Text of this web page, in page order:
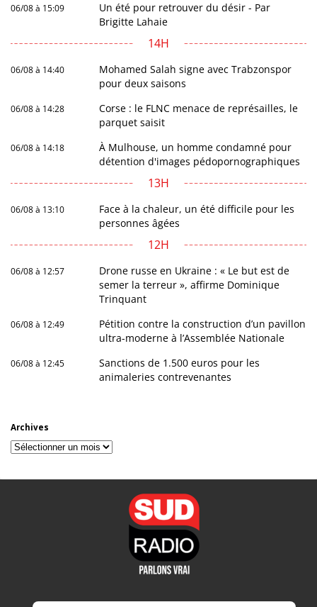
06/08 à 15:09
Un été pour retrouver du désir - Par
Brigitte Lahaie
14H
06/08 à 14:40
Mohamed Salah signe avec Trabzonspor
pour deux saisons
06/08 à 14:28
Corse : le FLNC menace de représailles, le
parquet saisit
06/08 à 14:18
À Mulhouse, un homme condamné pour
détention d'images pédopornographiques
13H
06/08 à 13:10
Face à la chaleur, un été difficile pour les
personnes âgées
12H
06/08 à 12:57
Drone russe en Ukraine : « Le but est de
semer la terreur », affirme Dominique
Trinquant
06/08 à 12:49
Pétition contre la construction d’un pavillon
ultra-moderne à l’Assemblée Nationale
06/08 à 12:45
Sanctions de 1.500 euros pour les
animaleries contrevenantes
Archives
Archives